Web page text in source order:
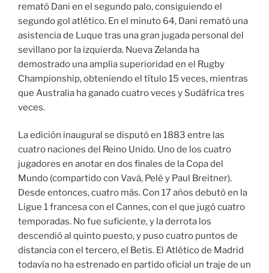
remató Dani en el segundo palo, consiguiendo el
segundo gol atlético. En el minuto 64, Dani remató una
asistencia de Luque tras una gran jugada personal del
sevillano por la izquierda. Nueva Zelanda ha
demostrado una amplia superioridad en el Rugby
Championship, obteniendo el título 15 veces, mientras
que Australia ha ganado cuatro veces y Sudáfrica tres
veces.
La edición inaugural se disputó en 1883 entre las
cuatro naciones del Reino Unido. Uno de los cuatro
jugadores en anotar en dos finales de la Copa del
Mundo (compartido con Vavá, Pelé y Paul Breitner).
Desde entonces, cuatro más. Con 17 años debutó en la
Ligue 1 francesa con el Cannes, con el que jugó cuatro
temporadas. No fue suficiente, y la derrota los
descendió al quinto puesto, y puso cuatro puntos de
distancia con el tercero, el Betis. El Atlético de Madrid
todavía no ha estrenado en partido oficial un traje de un